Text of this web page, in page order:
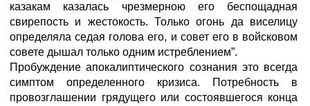
казакам казалась чрезмерною его беспощадная
свирепость и жестокость. Только огонь да виселицу
определяла седая голова его, и совет его в войсковом
совете дышал только одним истреблением”.
Пробуждение апокалиптического сознания это всегда
симптом определенного кризиса. Потребность в
провозглашении грядущего или состоявшегося конца